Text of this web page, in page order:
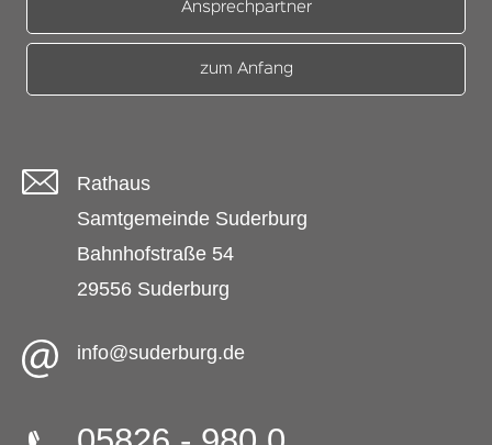
Ansprechpartner
zum Anfang
Rathaus
Samtgemeinde Suderburg
Bahnhofstraße 54
29556 Suderburg
info@suderburg.de